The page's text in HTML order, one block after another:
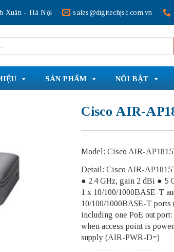
Xuân - Hà Nội sales@digitechjsc.com.vn
SẢN PHẨM NỔI BẬT
Cisco AIR-
Model: Cisco AIR-
Detail: Cisco AIR-
● 2.4 GHz, gain 2 dBi ● 5
1 x 10/100/1000BASE-T
10/100/1000BASE-T ports
including one PoE out
when access point is
supply (AIR-PWR-D=)